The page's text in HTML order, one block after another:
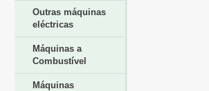
Outras máquinas
eléctricas
Máquinas a
Combustível
Máquinas